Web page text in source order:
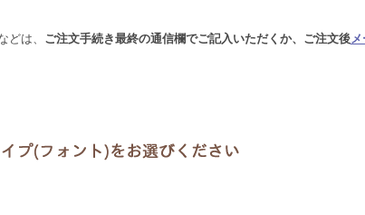
は、 ご注文手続き最終の通信欄でご記入いただくか、ご注文後メ